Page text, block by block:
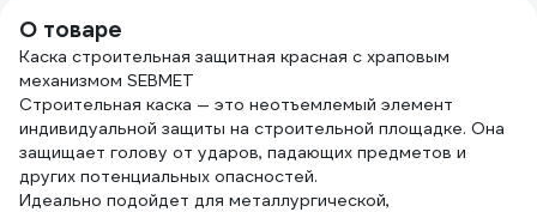
О товаре
Каска строительная защитная красная с храповым
механизмом SEBMET
Строительная каска — это неотъемлемый элемент
индивидуальной защиты на строительной площадке. Она
защищает голову от ударов, падающих предметов и
других потенциальных опасностей.
Идеально подойдет для металлургической,